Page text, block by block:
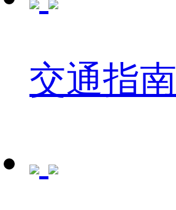
交通指南